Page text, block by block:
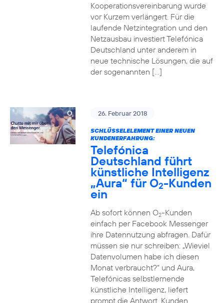
Kooperationsvereinbarung wurde
vor Kurzem verlängert. Für die
laufende Netzintegration und den
Netzausbau investiert Telefónica
Deutschland unter anderem in
neue technische Lösungen, die auf
der sogenannten […]
26. Februar 2018
SCHLÜSSELELEMENT EINER NEUEN
KUNDENERFAHRUNG:
Telefónica
Deutschland führt
künstliche Intelligenz
„Aura“ für O2-Kunden
ein
Ab sofort können O2-Kunden
einfach per Facebook Messenger
ihre Datennutzung abfragen. Dafür
müssen sie nur schreiben: „Wieviel
Datenvolumen habe ich diesen
Monat verbraucht?“ und Aura,
Telefónicas selbstlernende
künstliche Intelligenz, liefert
prompt die Antwort. Kunden